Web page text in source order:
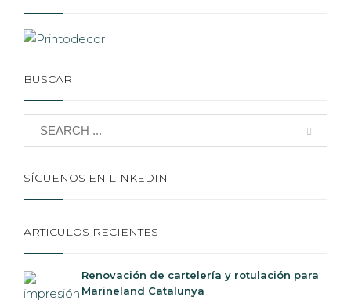
BUSCAR
SÍGUENOS EN LINKEDIN
ARTICULOS RECIENTES
Renovación de cartelería y rotulación para
Marineland Catalunya